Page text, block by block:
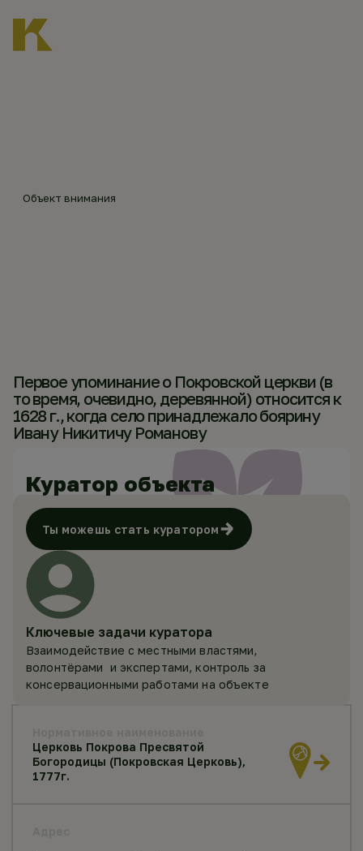
Объект внимания
Первое упоминание о Покровской церкви (в
то время, очевидно, деревянной) относится к
1628 г., когда село принадлежало боярину
Ивану Никитичу Романову
Церковь Покрова Пресвятой
Богородицы (Покровская Церковь),
1777г.
Куратор объекта
Ты можешь стать куратором
Ключевые задачи куратора
Взаимодействие с местными властями,
волонтёрами и экспертами, контроль за
консервационными работами на объекте